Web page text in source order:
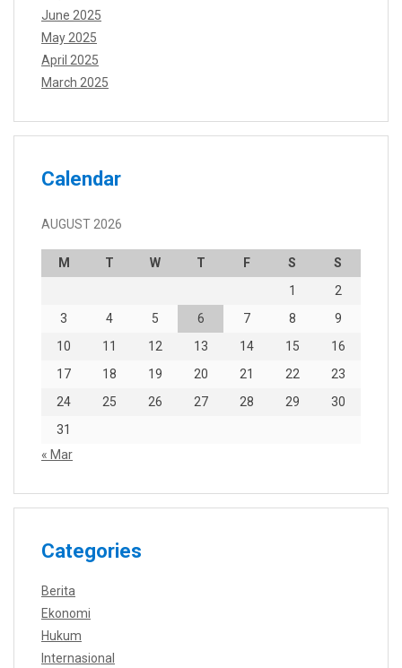
June 2025
May 2025
April 2025
March 2025
Calendar
AUGUST 2026
M T W T F S
S
1
2
3
4 5 6 7 8
9
10
11 12 13 14 15
16
17
18 19 20 21 22
23
24
25 26 27 28 29
30
31
« Mar
Categories
Berita
Ekonomi
Hukum
Internasional